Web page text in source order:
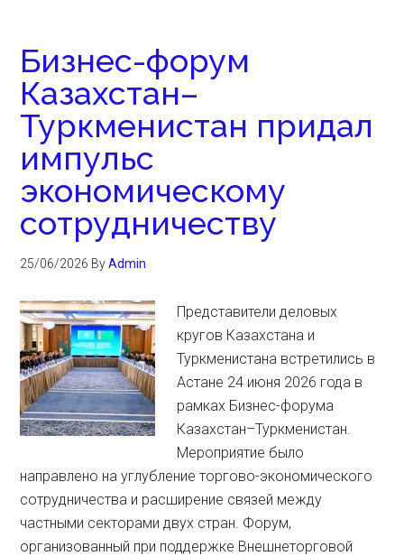
Бизнес-форум
Казахстан–
Туркменистан придал
импульс
экономическому
сотрудничеству
25/06/2026 ByAdmin
Представители деловых
кругов Казахстана и
Туркменистана встретились в
Астане 24 июня 2026 года в
рамках Бизнес-форума
Казахстан–Туркменистан.
Мероприятие было
направлено на углубление торгово-экономического
сотрудничества и расширение связей между
частными секторами двух стран. Форум,
организованный при поддержке Внешнеторговой